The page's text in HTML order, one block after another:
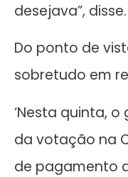
desejava”, disse.
Do ponto de
sobretudo em
‘Nesta quinta,
da votação na
de pagamento